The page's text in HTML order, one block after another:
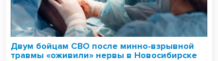
Двум бойцам СВО после минно-взрывной
травмы «оживили» нервы в Новосибирске